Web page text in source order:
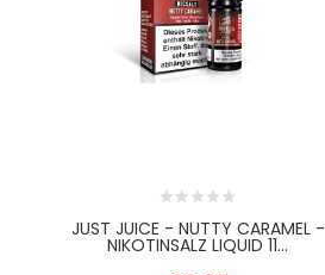
JUST JUICE - NUTTY CARAMEL -
NIKOTINSALZ LIQUID 11...